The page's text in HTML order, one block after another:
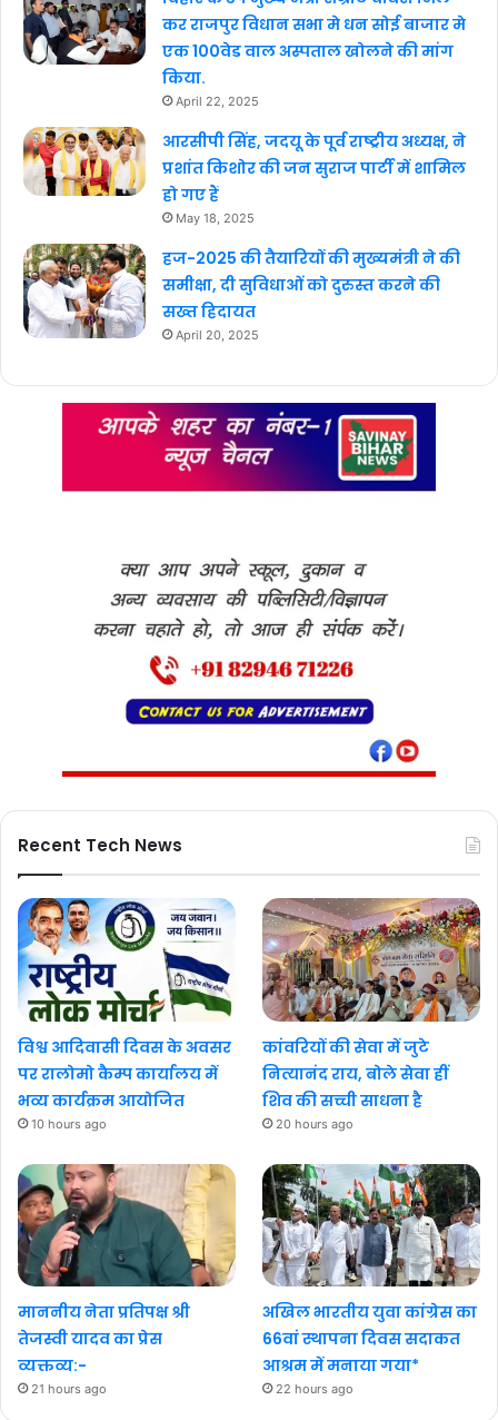
कर राजपुर विधान सभा मे धन सोई बाजार मे
एक 100वेड वाल अस्पताल खोलने की मांग
किया.
April 22, 2025
आरसीपी सिंह, जदयू के पूर्व राष्ट्रीय अध्यक्ष, ने
प्रशांत किशोर की जन सुराज पार्टी में शामिल
हो गए हैं
May 18, 2025
हज-2025 की तैयारियों की मुख्यमंत्री ने की
समीक्षा, दी सुविधाओं को दुरुस्त करने की
सख्त हिदायत
April 20, 2025
Recent Tech News
विश्व आदिवासी दिवस के अवसर
पर रालोमो कैम्प कार्यालय में
भव्य कार्यक्रम आयोजित
10 hours ago
कांवरियों की सेवा में जुटे
नित्यानंद राय, बोले सेवा हीं
शिव की सच्ची साधना है
20 hours ago
माननीय नेता प्रतिपक्ष श्री
तेजस्वी यादव का प्रेस
व्यक्तव्य:-
21 hours ago
अखिल भारतीय युवा कांग्रेस का
66वां स्थापना दिवस सदाकत
आश्रम में मनाया गया*
22 hours ago